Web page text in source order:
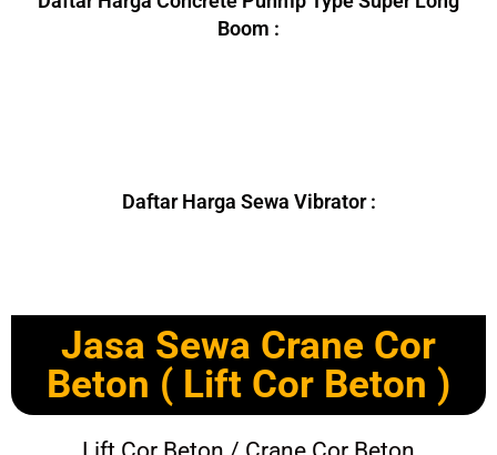
Boom :
Daftar Harga Sewa Vibrator :
Jasa Sewa Crane Cor
Beton ( Lift Cor Beton )